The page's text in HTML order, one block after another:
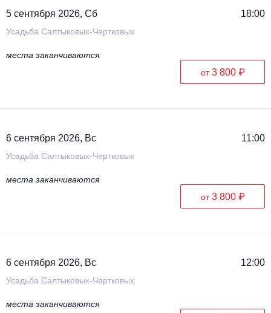
5 сентября 2026, Сб 18:00
Усадьба Салтыковых-Чертковых
места заканчиваются
от3 800 ₽
6 сентября 2026, Вс 11:00
Усадьба Салтыковых-Чертковых
места заканчиваются
от3 800 ₽
6 сентября 2026, Вс 12:00
Усадьба Салтыковых-Чертковых
места заканчиваются